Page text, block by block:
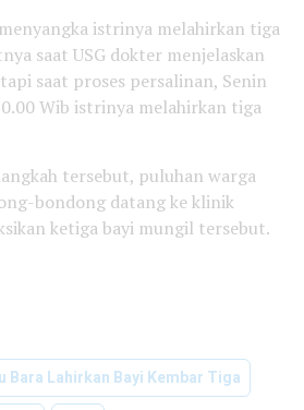
istrinya melahirkan tiga
saat USG dokter menjelaskan
saat proses persalinan, Senin
Wib istrinya melahirkan tiga
tersebut, puluhan warga
bondong datang ke klinik
ketiga bayi mungil tersebut.
Bara Lahirkan Bayi Kembar Tiga